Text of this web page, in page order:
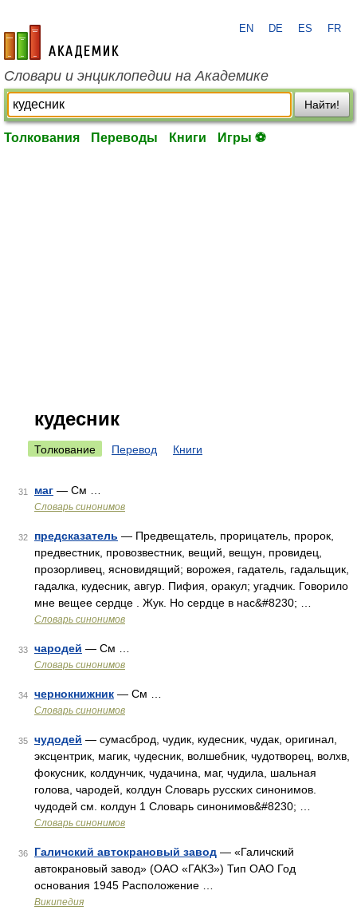
academic.ru
EN DE ES FR
Словари и энциклопедии на Академике
Найти!
Толкования Переводы Книги Игры ⚽
кудесник
Толкование Перевод Книги
31 маг — См …
Словарь синонимов
32 предсказатель — Предвещатель, прорицатель, пророк,
предвестник, провозвестник, вещий, вещун, провидец,
прозорливец, ясновидящий; ворожея, гадатель, гадальщик,
гадалка, кудесник, авгур. Пифия, оракул; угадчик. Говорило
мне вещее сердце . Жук. Но сердце в нас&#8230; …
Словарь синонимов
33 чародей — См …
Словарь синонимов
34 чернокнижник — См …
Словарь синонимов
35 чудодей — сумасброд, чудик, кудесник, чудак, оригинал,
эксцентрик, магик, чудесник, волшебник, чудотворец, волхв,
фокусник, колдунчик, чудачина, маг, чудила, шальная
голова, чародей, колдун Словарь русских синонимов.
чудодей см. колдун 1 Словарь синонимов&#8230; …
Словарь синонимов
36 Галичский автокрановый завод — «Галичский
автокрановый завод» (ОАО «ГАКЗ») Тип ОАО Год
основания 1945 Расположение …
Википедия